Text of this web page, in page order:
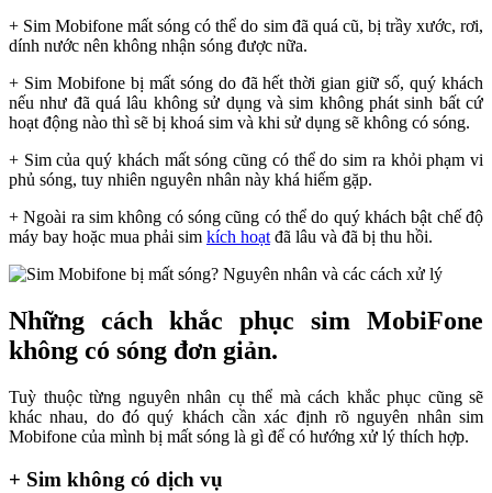
+ Sim Mobifone mất sóng có thể do sim đã quá cũ, bị trầy xước, rơi,
dính nước nên không nhận sóng được nữa.
+ Sim Mobifone bị mất sóng do đã hết thời gian giữ số, quý khách
nếu như đã quá lâu không sử dụng và sim không phát sinh bất cứ
hoạt động nào thì sẽ bị khoá sim và khi sử dụng sẽ không có sóng.
+ Sim của quý khách mất sóng cũng có thể do sim ra khỏi phạm vi
phủ sóng, tuy nhiên nguyên nhân này khá hiếm gặp.
+ Ngoài ra sim không có sóng cũng có thể do quý khách bật chế độ
máy bay hoặc mua phải sim kích hoạtđã lâu và đã bị thu hồi.
Những cách khắc phục sim MobiFone
không có sóng đơn giản.
Tuỳ thuộc từng nguyên nhân cụ thể mà cách khắc phục cũng sẽ
khác nhau, do đó quý khách cần xác định rõ nguyên nhân sim
Mobifone của mình bị mất sóng là gì để có hướng xử lý thích hợp.
+ Sim không có dịch vụ